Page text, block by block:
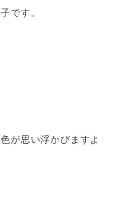
です。
が思い浮かびますよ